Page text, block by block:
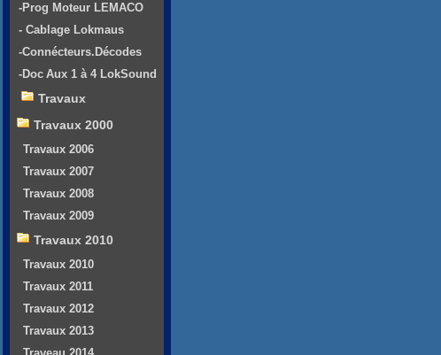
-Prog Moteur LEMACO
- Cablage Lokmaus
-Connécteurs.Décodes
-Doc Aux 1 à 4 LokSound
Travaux
Travaux 2000
Travaux 2006
Travaux 2007
Travaux 2008
Travaux 2009
Travaux 2010
Travaux 2010
Travaux 2011
Travaux 2012
Travaux 2013